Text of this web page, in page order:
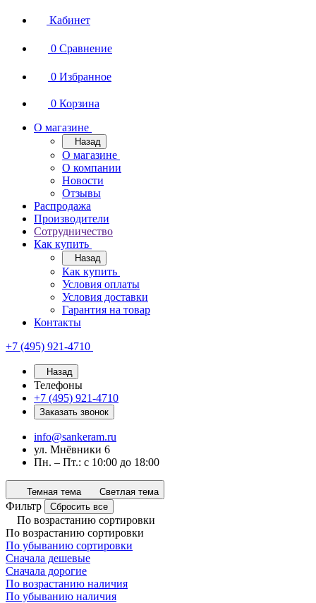
Кабинет
0 Сравнение
0 Избранное
0 Корзина
О магазине
Назад
О магазине
О компании
Новости
Отзывы
Распродажа
Производители
Сотрудничество
Как купить
Назад
Как купить
Условия оплаты
Условия доставки
Гарантия на товар
Контакты
+7 (495) 921-4710
Назад
Телефоны
+7 (495) 921-4710
Заказать звонок
info@sankeram.ru
ул. Мнёвники 6
Пн. – Пт.: с 10:00 до 18:00
Темная тема Светлая тема
Фильтр Сбросить все
По возрастанию сортировки
По возрастанию сортировки
По убыванию сортировки
Сначала дешевые
Сначала дорогие
По возрастанию наличия
По убыванию наличия